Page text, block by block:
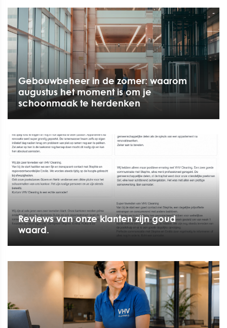
Gebouwbeheer in de zomer: waarom
augustus het moment is om je
schoonmaak te herdenken
Reviews van onze klanten zijn goud
waard.